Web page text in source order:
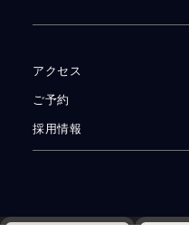
アクセス
ご予約
採用情報